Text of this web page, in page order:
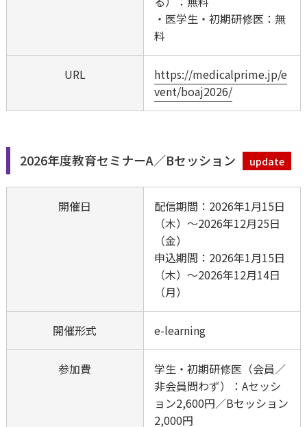
探したいワードを入力して
・医学生・初期研修医：無
料
URL
https://medicalprime.jp/e
vent/boaj2026/
2026年度教育セミナーA／Bセッション update
開催日
配信期間：2026年1月15日
（木）～2026年12月25日
（金）
申込期間：2026年1月15日
（木）～2026年12月14日
（月）
開催形式 e-learning
参加費
学生・初期研修医（会員／
非会員問わず）：Aセッシ
ョン2,600円／Bセッション
2,000円